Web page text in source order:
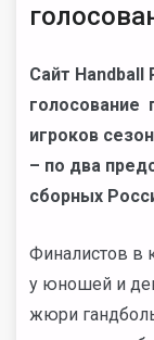
Сайт Handball
голосование
игроков
– по два
сборных
Финалистов в
у юношей и
жюри